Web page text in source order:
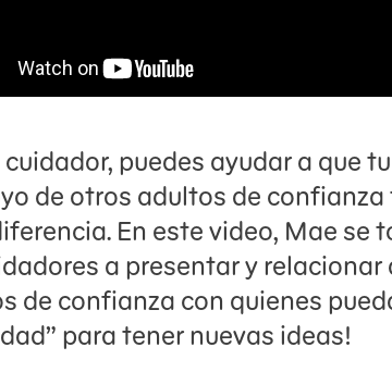
puedes ayudar a que
de otros adultos de
En este video, Mae se
a presentar y
de confianza con quienes
para tener nuevas ideas!